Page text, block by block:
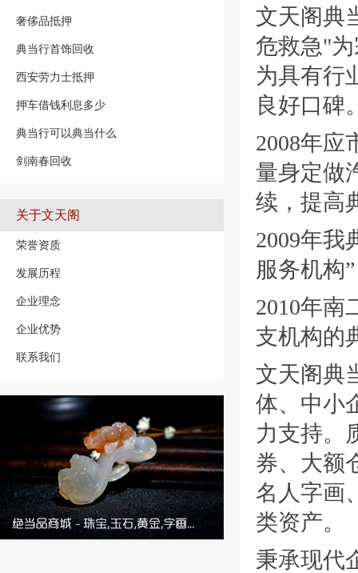
奢侈品抵押
典当行首饰回收
西安劳力士抵押
押车借钱利息多少
典当行可以典当什么
剑南春回收
关于文天阁
荣誉资质
发展历程
企业理念
企业优势
联系我们
文天阁典
危救急"
为具有行
良好口碑
2008年应
量身定做
续，提高
2009年我
服务机构”
2010年南
支机构的
文天阁典
体、中小
力支持。
券、大额
名人字画
类资产。
秉承现代